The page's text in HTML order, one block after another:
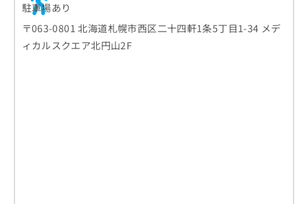
駐車場あり
〒063-0801 北海道札幌市西区二十四軒1条5丁目1-34 メデ
ィカルスクエア北円山2F